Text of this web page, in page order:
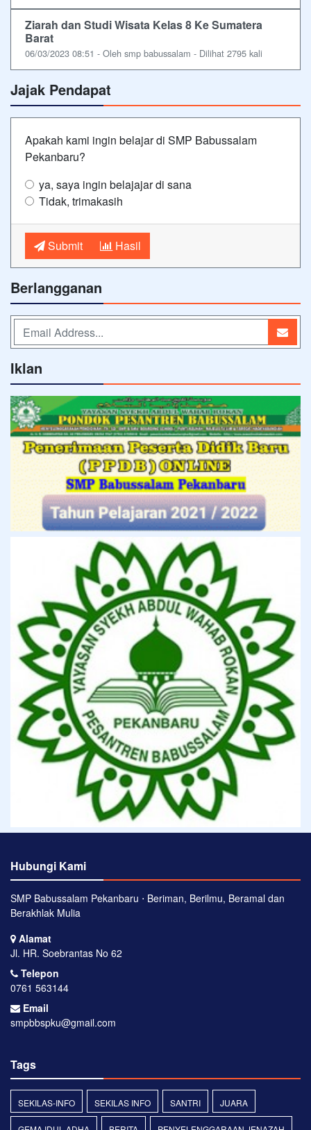
Ziarah dan Studi Wisata Kelas 8 Ke Sumatera
Barat
06/03/2023 08:51 - Oleh smp babussalam - Dilihat 2795 kali
Jajak Pendapat
Apakah kami ingin belajar di SMP Babussalam
Pekanbaru?
ya, saya ingin belajajar di sana
Tidak, trimakasih
Submit Hasil
Berlangganan
Iklan
Hubungi Kami
SMP Babussalam Pekanbaru ⋅ Beriman, Berilmu, Beramal dan
Berakhlak Mulia
Alamat
Jl. HR. Soebrantas No 62
Telepon
0761 563144
Email
smpbbspku@gmail.com
Tags
SEKILAS-INFO SEKILAS INFO SANTRI JUARA